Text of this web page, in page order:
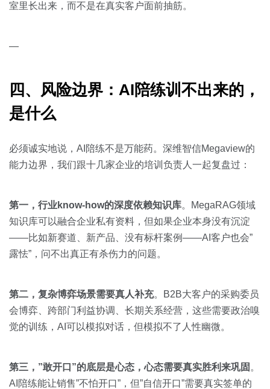
室里长出来，而不是在真实客户面前抽筋。
—
四、风险边界：AI陪练训不出来的，
是什么
必须诚实地说，AI陪练不是万能药。深维智信Megaview的
能力边界，我们跟十几家企业的培训负责人一起复盘过：
第一，行业know-how的深度依赖知识库。MegaRAG领域
知识库可以融合企业私有资料，但如果企业本身没有沉淀
——比如新赛道、新产品、没有标杆案例——AI客户也会”
露怯”，问不出真正有杀伤力的问题。
第二，复杂博弈场景需要真人补充。B2B大客户的采购委员
会博弈、跨部门利益协调、长期关系经营，这些需要政治嗅
觉的训练，AI可以模拟对话，但模拟不了人性幽微。
第三，”敢开口”的底层是心态，心态需要真实胜利来巩固 。
AI陪练能让销售”不怕开口”，但”自信开口”需要真实签单的